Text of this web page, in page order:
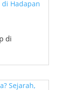
di